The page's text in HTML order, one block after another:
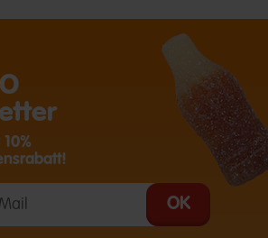
NEUEN TAB)